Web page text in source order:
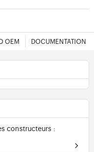
OEM DOCUMENTATION
constructeurs :